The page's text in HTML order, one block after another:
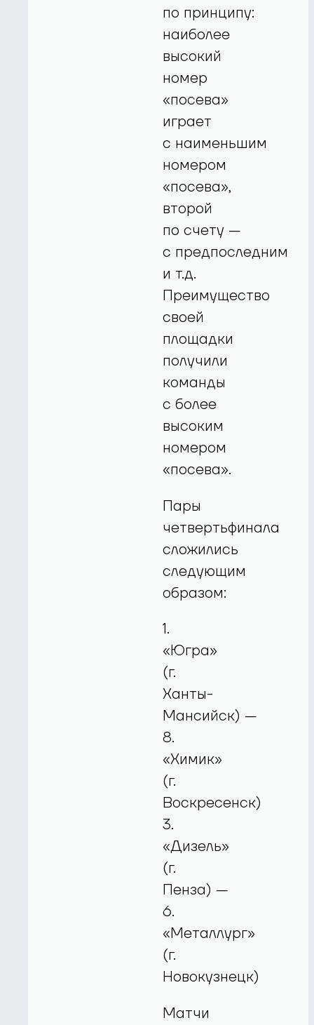
по принципу:
наиболее
высокий
номер
«посева»
играет
с наименьшим
номером
«посева»,
второй
по счету —
с предпоследним
и т.д.
Преимущество
своей
площадки
получили
команды
с более
высоким
номером
«посева».
Пары
четвертьфинала
сложились
следующим
образом:
1.
«Югра»
(г.
Ханты-
Мансийск) —
8.
«Химик»
(г.
Воскресенск)
3.
«Дизель»
(г.
Пенза) —
6.
«Металлург»
(г.
Новокузнецк)
Матчи